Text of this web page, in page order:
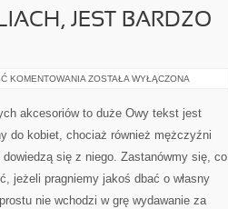
JEST BARDZO
KOMENTOWANIA MODA
REALIACH,
JEST
WAŻNĄ
ZOSTAŁA WYŁĄCZONA
akcesoriów to duże Owy tekst jest
do kobiet, chociaż również mężczyźni
dowiedzą się z niego. Zastanówmy się, co
jeżeli pragniemy jakoś dbać o własny
nie wchodzi w grę wydawanie za